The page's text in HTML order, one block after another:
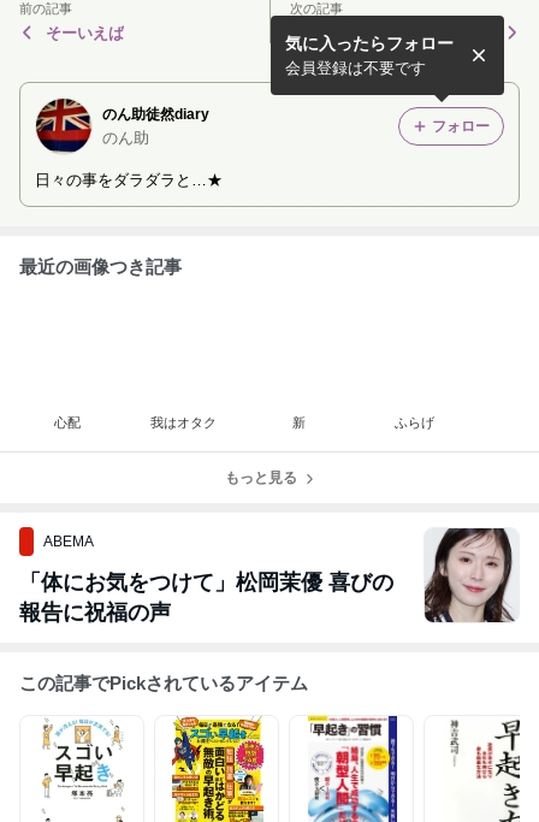
前の記事
そーいえば
次の記事
のん助徒然diary
のん助
日々の事をダラダラと…★
気に入ったらフォロー
会員登録は不要です
フォロー
最近の画像つき記事
心配 我はオタク 新 ふらげ
もっと見る
ABEMA
「体にお気をつけて」松岡茉優 喜びの
報告に祝福の声
この記事でPickされているアイテム